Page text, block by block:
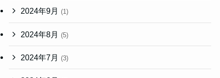
2024年9月 (1)
2024年8月 (5)
2024年7月 (3)